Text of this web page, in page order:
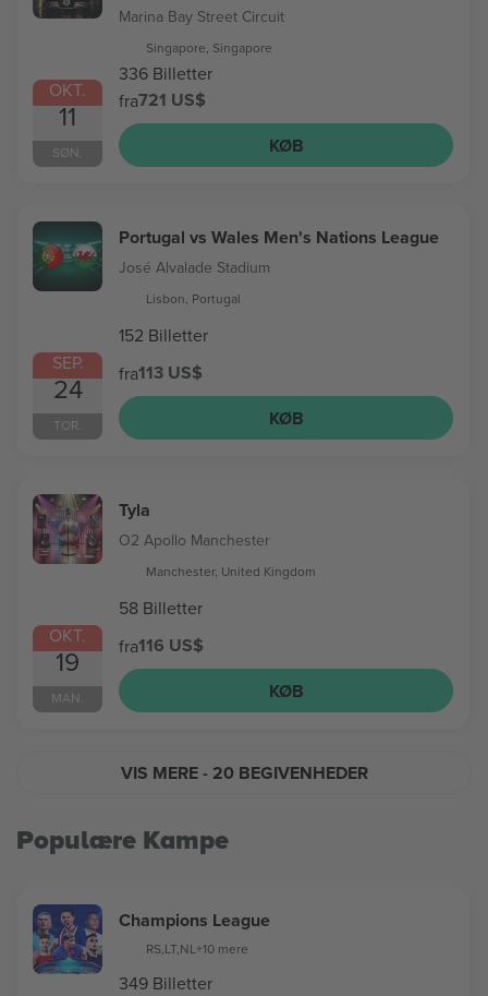
OKT.
11
SØN.
Marina Bay Street Circuit
Singapore, Singapore
336 Billetter
fra721 US$
KØB
SEP.
24
TOR.
Portugal vs Wales Men's Nations League
José Alvalade Stadium
Lisbon, Portugal
152 Billetter
fra113 US$
KØB
OKT.
19
MAN.
Tyla
O2 Apollo Manchester
Manchester, United Kingdom
58 Billetter
fra116 US$
KØB
VIS MERE- 20 BEGIVENHEDER
Populære Kampe
Champions League
RS,LT,NL+10 mere
349 Billetter